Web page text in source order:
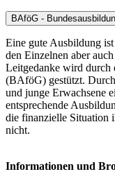
BAföG -
Eine gute Ausbildung
den Einzelnen aber
Leitgedanke wird durch
(BAföG) gestützt.
und junge Erwachsene
entsprechende
die finanzielle Situation
nicht.
Informationen und